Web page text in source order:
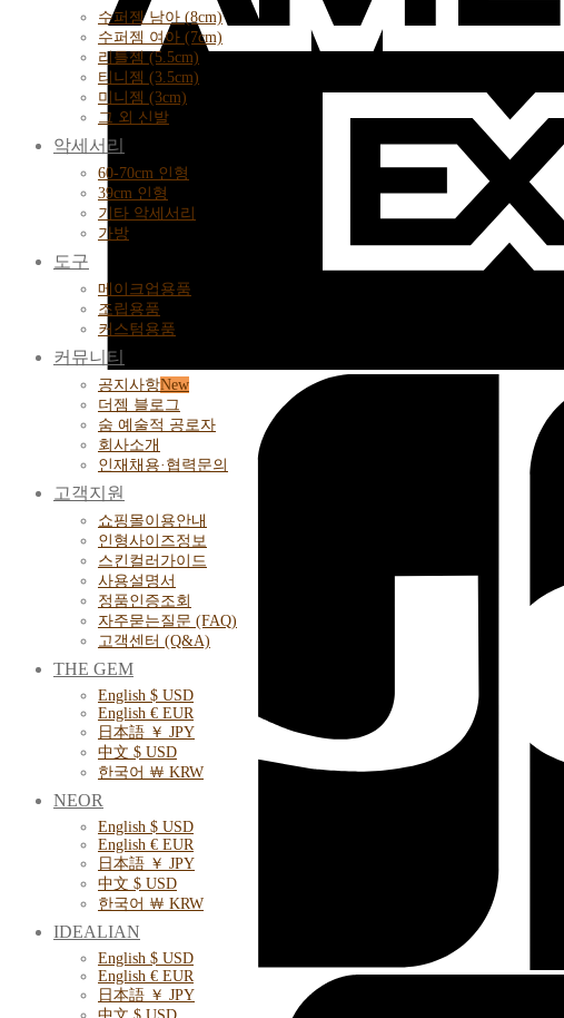
수퍼젬 남아 (8cm)
수퍼젬 여아 (7cm)
리틀젬 (5.5cm)
티니젬 (3.5cm)
미니젬 (3cm)
그 외 신발
악세서리
60-70cm 인형
39cm 인형
기타 악세서리
가방
도구
메이크업용품
조립용품
커스텀용품
커뮤니티
공지사항
더젬 블로그
숨 예술적 공로자
회사소개
인재채용·협력문의
고객지원
쇼핑몰이용안내
인형사이즈정보
스킨컬러가이드
사용설명서
정품인증조회
자주묻는질문 (FAQ)
고객센터 (Q&A)
THE GEM
English $ USD
English € EUR
日本語 ￥ JPY
中文 $ USD
한국어 ￦ KRW
NEOR
English $ USD
English € EUR
日本語 ￥ JPY
中文 $ USD
한국어 ￦ KRW
IDEALIAN
English $ USD
English € EUR
日本語 ￥ JPY